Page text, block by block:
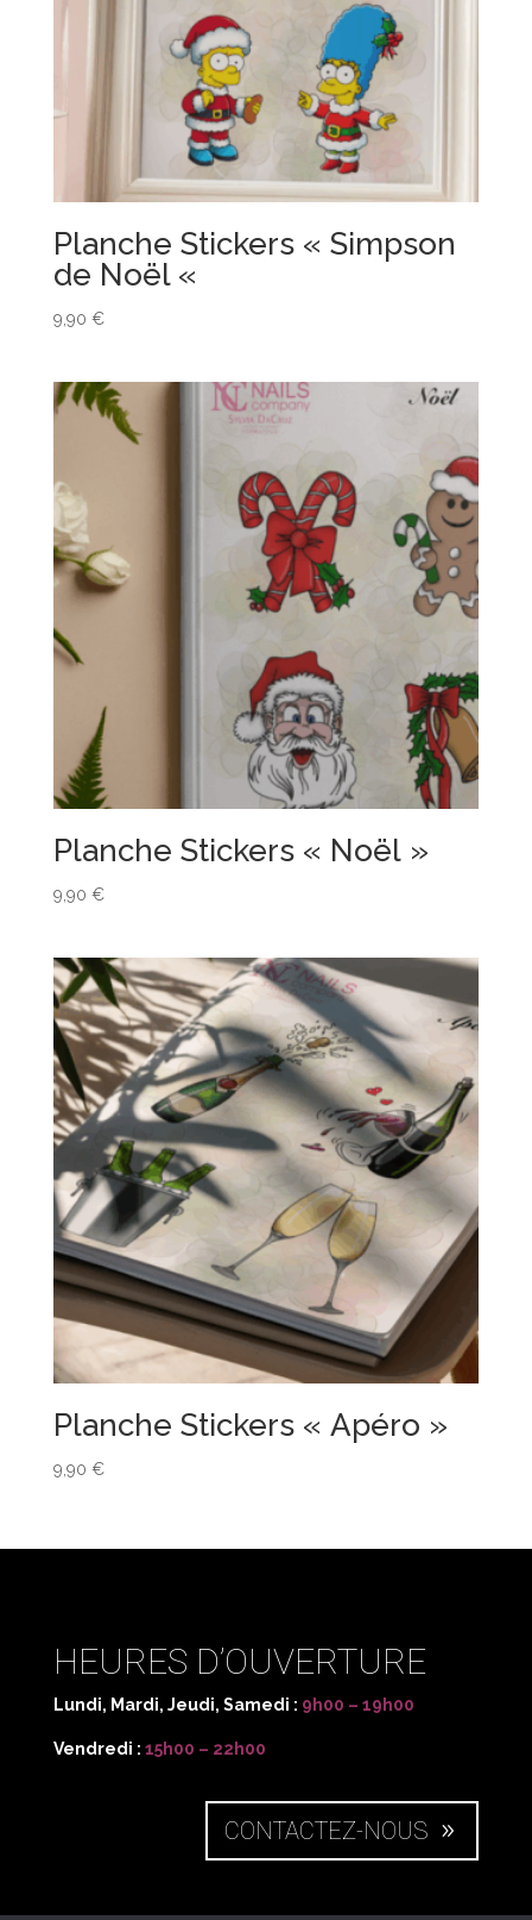
Planche Stickers « Simpson
de Noël «
9,90 €
Planche Stickers « Noël »
9,90 €
Planche Stickers « Apéro »
9,90 €
HEURES D’OUVERTURE
Lundi, Mardi, Jeudi, Samedi : 9h00 – 19h00
Vendredi : 15h00 – 22h00
CONTACTEZ-NOUS